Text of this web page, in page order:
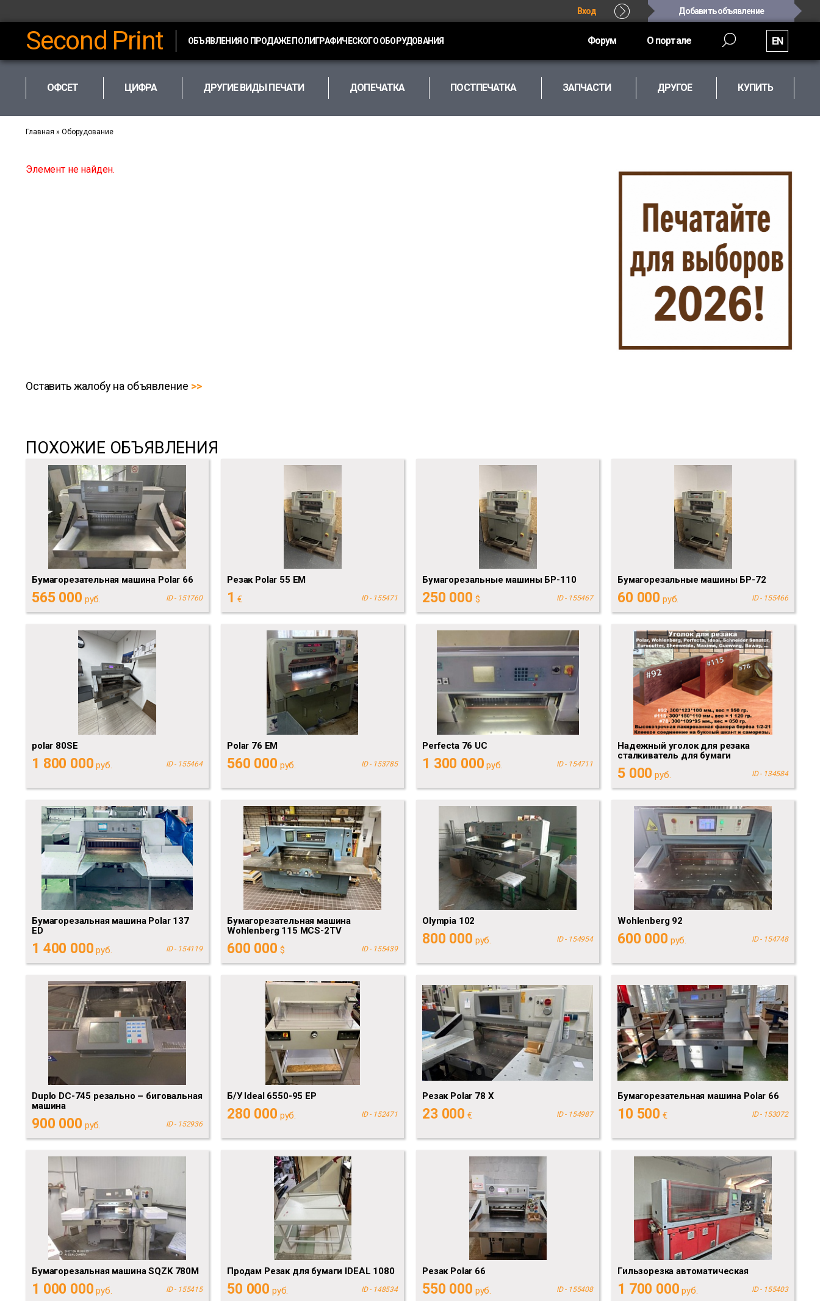
Вход Добавить объявление
Second Print ОБЪЯВЛЕНИЯ О ПРОДАЖЕ ПОЛИГРАФИЧЕСКОГО ОБОРУДОВАНИЯ Форум О портале EN
ОФСЕТ ЦИФРА ДРУГИЕ ВИДЫ ПЕЧАТИ ДОПЕЧАТКА ПОСТПЕЧАТКА ЗАПЧАСТИ ДРУГОЕ КУПИТЬ
Главная » Оборудование
Элемент не найден.
Оставить жалобу на объявление
ПОХОЖИЕ ОБЪЯВЛЕНИЯ
Бумагорезательная машина Polar 66
565 000 руб. ID - 151760
Резак Polar 55 EM
1 € ID - 155471
Бумагорезальные машины БР-110
250 000 $ ID - 155467
Бумагорезальные машины БР-72
60 000 руб. ID - 155466
polar 80SE
1 800 000 руб. ID - 155464
Polar 76 EM
560 000 руб. ID - 153785
Perfecta 76 UC
1 300 000 руб. ID - 154711
Надежный уголок для резака
сталкиватель для бумаги
5 000 руб. ID - 134584
Бумагорезальная машина Polar 137
ED
1 400 000 руб. ID - 154119
Бумагорезательная машина
Wohlenberg 115 MCS-2TV
600 000 $ ID - 155439
Olympia 102
800 000 руб. ID - 154954
Wohlenberg 92
600 000 руб. ID - 154748
Duplo DC-745 резально – биговальная
машина
900 000 руб. ID - 152936
Б/У Ideal 6550-95 EP
280 000 руб. ID - 152471
Резак Polar 78 X
23 000 € ID - 154987
Бумагорезательная машина Polar 66
10 500 € ID - 153072
Бумагорезальная машина SQZK 780M
1 000 000 руб. ID - 155415
Продам Резак для бумаги IDEAL 1080
50 000 руб. ID - 148534
Резак Polar 66
550 000 руб. ID - 155408
Гильзорезка автоматическая
1 700 000 руб. ID - 155403